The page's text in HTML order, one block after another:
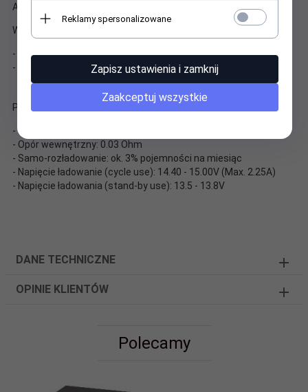
Akcesoria w zestawie:
Wymiary:
- Wymiary: 151 x 65 x 94 mm
- Wysokość ze stykami: 99 mm
Pozostałe parametry:
- Żywotność: 5 lat
- Opór wewnętrzny: 0.03 Ohm
- Samo-rozładowanie: ok. 3% pojemności na miesiąc
- Napięcie ładowanie (cycle use): 14.40 - 15.00V (Max. 2.25A)
- Napięcie ładowania (stand-by use): 13.5 - 13.8V
DANE TECHNICZNE
OPINIE KLIENTÓW
Polecamy
Reklamy spersonalizowane
Zapisz ustawienia i zamknij
Zaakceptuj wszystkie